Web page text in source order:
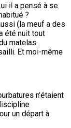
il a pensé à se
?
(la meuf a des
été nuit tout
matelas.
Et moi-même
n’étaient
un départ à